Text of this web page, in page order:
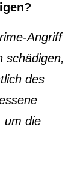
Angriff
schädigen,
des
um die